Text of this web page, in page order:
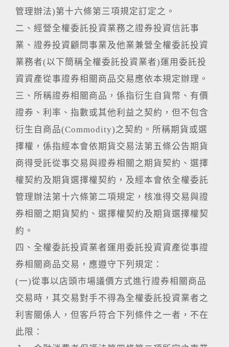
管理辦法)第十六條第三項規定訂定之。
二、經營全權委託投資業務之證券投資信託事
業、證券投資顧問事業及他業兼營全權委託投資
業務者(以下簡稱全權委託投資業者)運用委託投
資資產從事證券相關商品交易應依本規定辦理。
三、所稱證券相關商品，係指衍生自貨幣、有價
證券、利率、指數或其他利益之契約，但不包含
衍生自商品(Commodity)之契約。所稱期貨或選
擇權，係指經本會依期貨交易法第五條公告期貨
商得受託從事交易與證券相關之期貨契約、選擇
權契約及期貨選擇權契約，及經本會依全權委託
管理辦法第十六條第二項規定，核准得交易與證
券相關之期貨契約、選擇權契約及期貨選擇權契
約。
四、全權委託投資業者運用委託投資資產從事證
券相關商品交易，應遵守下列規定：
(一)從事以店頭市場議價方式進行證券相關商品
交易時，其交易對手不得為全權委託投資業者之
利害關係人，但客戶符合下列條件之一者，不在
此限：